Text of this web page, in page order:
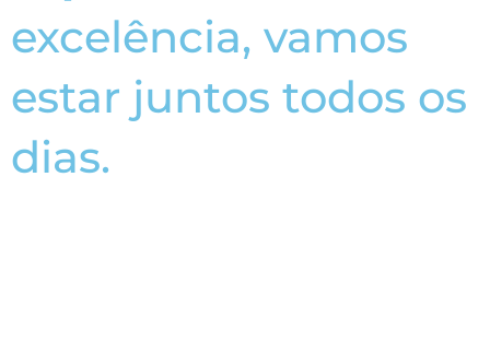
excelência, vamos
estar juntos todos os
dias.